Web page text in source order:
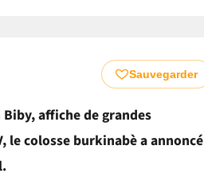
Sauvegarder
affiche de grandes
colosse burkinabè a annoncé